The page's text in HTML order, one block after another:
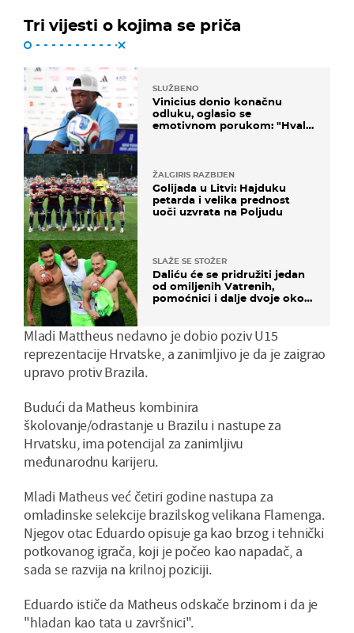
Tri vijesti o kojima se priča
SLUŽBENO
Vinicius donio konačnu
odluku, oglasio se
emotivnom porukom: "Hvala
ŽALGIRIS RAZBIJEN
Golijada u Litvi: Hajduku
petarda i velika prednost
uoči uzvrata na Poljudu
SLAŽE SE STOŽER
Daliću će se pridružiti jedan
od omiljenih Vatrenih,
pomoćnici i dalje dvoje oko
Mladi Mattheus nedavno je dobio poziv U15
reprezentacije Hrvatske, a zanimljivo je da je zaigrao
upravo protiv Brazila.
Budući da Matheus kombinira
školovanje/odrastanje u Brazilu i nastupe za
Hrvatsku, ima potencijal za zanimljivu
međunarodnu karijeru.
Mladi Matheus već četiri godine nastupa za
omladinske selekcije brazilskog velikana Flamenga.
Njegov otac Eduardo opisuje ga kao brzog i tehnički
potkovanog igrača, koji je počeo kao napadač, a
sada se razvija na krilnoj poziciji.
Eduardo ističe da Matheus odskače brzinom i da je
"hladan kao tata u završnici".